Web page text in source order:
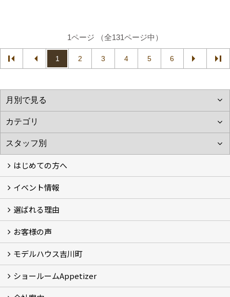
1ページ （全131ページ中）
1 2 3 4 5 6
はじめての方へ
フォトギャラリー
性能について
自然素材のお家
オーナー様のおうち訪問
イベント情報
イベント情報
選ばれる理由
5つのやさしさ宣言
3つのプロ宣言
お家づくりスケジュール
お客様の声
お客様の声
モデルハウス吉川町
吉川町モデルハウス
ショールームAppetizer